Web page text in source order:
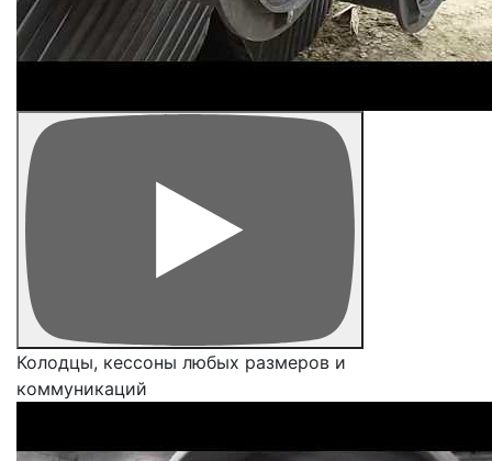
Колодцы, кессоны любых размеров и
коммуникаций